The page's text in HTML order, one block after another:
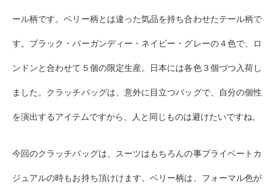
ール柄です。ベリー柄とは違った気品を持ち合わせたテール柄で
す。ブラック・バーガンディー・ネイビー・グレーの４色で、ロ
ンドンと合わせて５個の限定生産。日本には各色３個づつ入荷し
ました。クラッチバッグは、意外に目立つバッグで、自分の個性
を演出するアイテムですから、人と同じものは避けたいですね。
今回のクラッチバッグは、スーツはもちろんの事プライベートカ
ジュアルの時もお持ち頂けけます。ベリー柄は、フォーマル色が